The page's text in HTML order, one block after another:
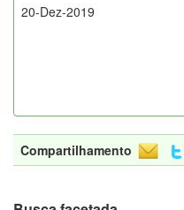
20-Dez-2019
Compartilhamento